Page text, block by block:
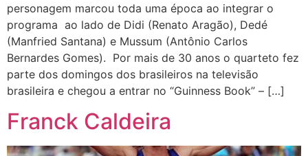
personagem marcou toda uma época ao integrar o
programa ao lado de Didi (Renato Aragão), Dedé
(Manfried Santana) e Mussum (Antônio Carlos
Bernardes Gomes). Por mais de 30 anos o quarteto fez
parte dos domingos dos brasileiros na televisão
brasileira e chegou a entrar no “Guinness Book” – […]
Franck Caldeira